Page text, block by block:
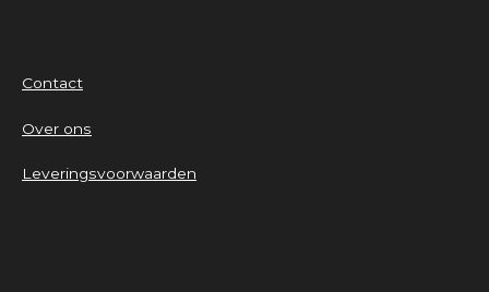
Contact
Over ons
Leveringsvoorwaarden